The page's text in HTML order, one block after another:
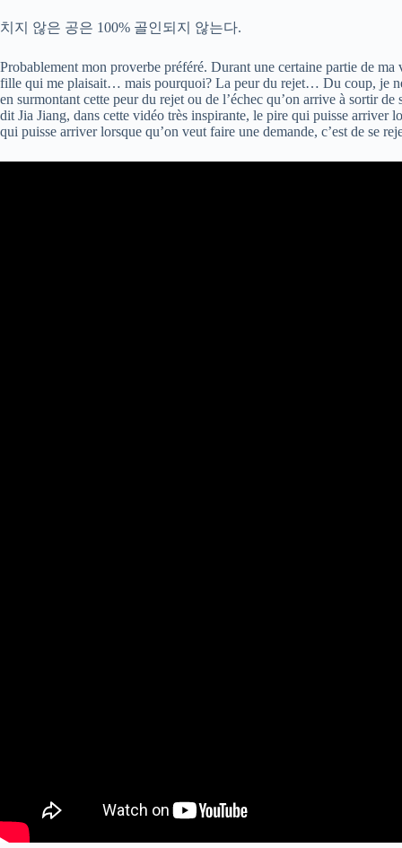
치지 않은 공은 100% 골인되지 않는다.
Probablement mon proverbe préféré. Durant une certaine partie de
fille qui me plaisait… mais pourquoi? La peur du rejet… Du coup, je
en surmontant cette peur du rejet ou de l’échec qu’on arrive à sortir
dit Jia Jiang, dans cette vidéo très inspirante, le pire qui puisse arriver
qui puisse arriver lorsque qu’on veut faire une demande, c’est de se